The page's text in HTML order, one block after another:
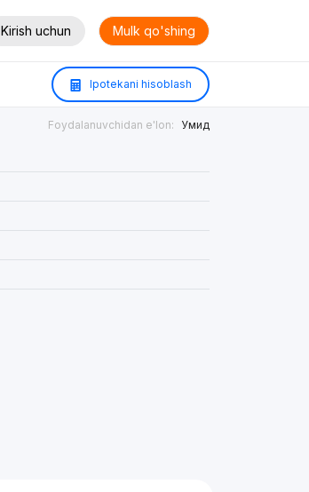
Kirish uchun Mulk qo'shing
Ipotekani hisoblash
Foydalanuvchidan e'lon: Умид